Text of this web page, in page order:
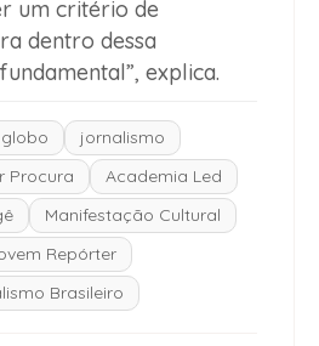
um critério de
dentro dessa
explica.
globo
jornalismo
Procura
Academia Led
Manifestação Cultural
Repórter
Brasileiro